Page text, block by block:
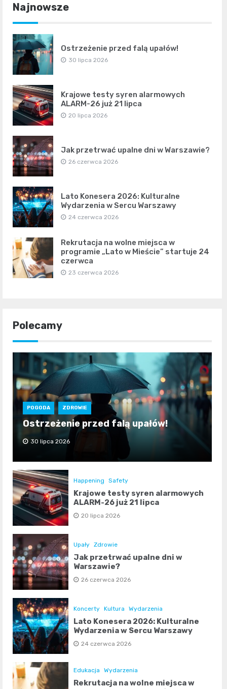
Najnowsze
Ostrzeżenie przed falą upałów!
30 lipca 2026
Krajowe testy syren alarmowych
ALARM-26 już 21 lipca
20 lipca 2026
Jak przetrwać upalne dni w Warszawie?
26 czerwca 2026
Lato Konesera 2026: Kulturalne
Wydarzenia w Sercu Warszawy
24 czerwca 2026
Rekrutacja na wolne miejsca w
programie „Lato w Mieście” startuje 24
czerwca
23 czerwca 2026
Polecamy
POGODA ZDROWIE
Ostrzeżenie przed falą upałów!
30 lipca 2026
Happening Safety
Krajowe testy syren alarmowych
ALARM-26 już 21 lipca
20 lipca 2026
Upały Zdrowie
Jak przetrwać upalne dni w
Warszawie?
26 czerwca 2026
Koncerty Kultura Wydarzenia
Lato Konesera 2026: Kulturalne
Wydarzenia w Sercu Warszawy
24 czerwca 2026
Edukacja Wydarzenia
Rekrutacja na wolne miejsca w